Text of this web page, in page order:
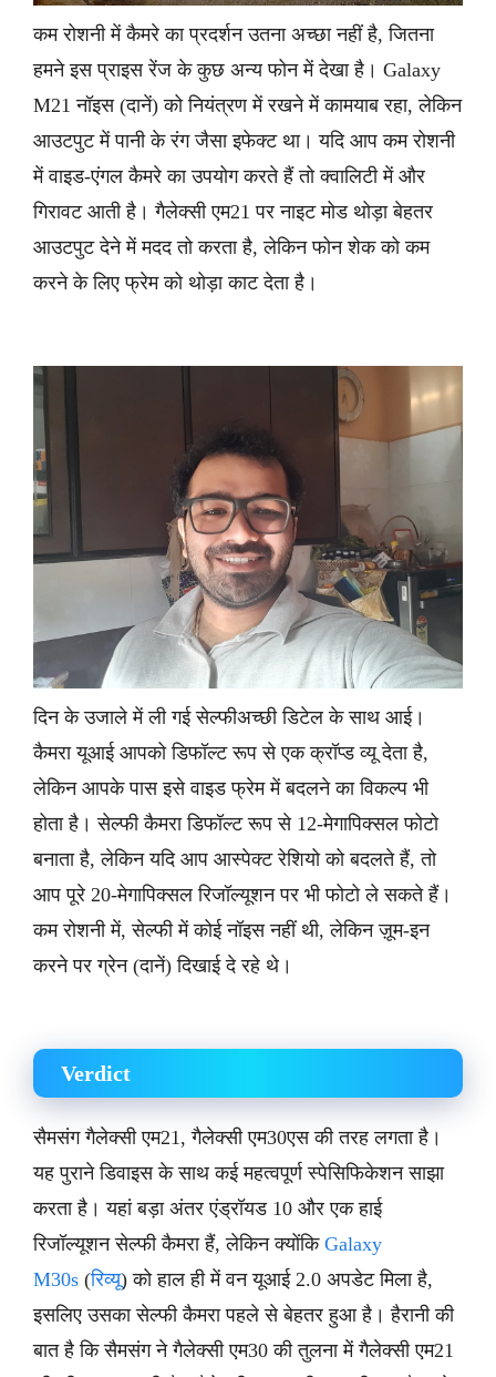
कम रोशनी में कैमरे का प्रदर्शन उतना अच्छा नहीं है, जितना
हमने इस प्राइस रेंज के कुछ अन्य फोन में देखा है। Galaxy
M21 नॉइस (दानें) को नियंत्रण में रखने में कामयाब रहा, लेकिन
आउटपुट में पानी के रंग जैसा इफेक्ट था। यदि आप कम रोशनी
में वाइड-एंगल कैमरे का उपयोग करते हैं तो क्वालिटी में और
गिरावट आती है। गैलेक्सी एम21 पर नाइट मोड थोड़ा बेहतर
आउटपुट देने में मदद तो करता है, लेकिन फोन शेक को कम
करने के लिए फ्रेम को थोड़ा काट देता है।
दिन के उजाले में ली गई सेल्फीअच्छी डिटेल के साथ आई।
कैमरा यूआई आपको डिफॉल्ट रूप से एक क्रॉप्ड व्यू देता है,
लेकिन आपके पास इसे वाइड फ्रेम में बदलने का विकल्प भी
होता है। सेल्फी कैमरा डिफॉल्ट रूप से 12-मेगापिक्सल फोटो
बनाता है, लेकिन यदि आप आस्पेक्ट रेशियो को बदलते हैं, तो
आप पूरे 20-मेगापिक्सल रिजॉल्यूशन पर भी फोटो ले सकते हैं।
कम रोशनी में, सेल्फी में कोई नॉइस नहीं थी, लेकिन ज़ूम-इन
करने पर ग्रेन (दानें) दिखाई दे रहे थे।
Verdict
सैमसंग गैलेक्सी एम21, गैलेक्सी एम30एस की तरह लगता है।
यह पुराने डिवाइस के साथ कई महत्वपूर्ण स्पेसिफिकेशन साझा
करता है। यहां बड़ा अंतर एंड्रॉयड 10 और एक हाई
रिजॉल्यूशन सेल्फी कैमरा हैं, लेकिन क्योंकि Galaxy
M30s (रिव्यू) को हाल ही में वन यूआई 2.0 अपडेट मिला है,
इसलिए उसका सेल्फी कैमरा पहले से बेहतर हुआ है। हैरानी की
बात है कि सैमसंग ने गैलेक्सी एम30 की तुलना में गैलेक्सी एम21